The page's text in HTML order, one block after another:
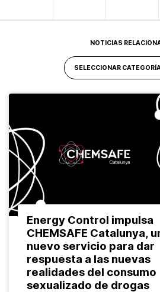
NOTICIAS
Energy Control impulsa
CHEMSAFE Catalunya,
nuevo servicio para dar
respuesta a las nuevas
realidades del consumo
sexualizado de drogas